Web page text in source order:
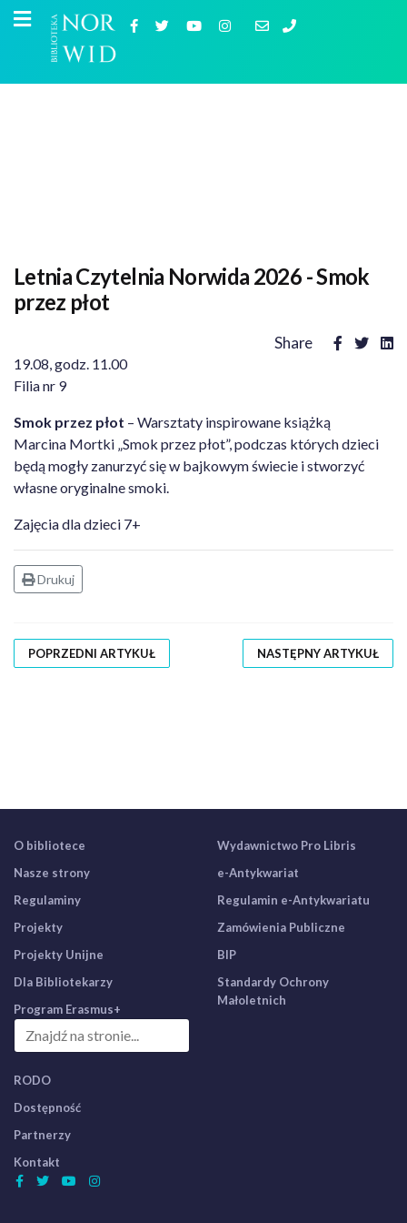
Letnia Czytelnia Norwida 2026 - Smok
przez płot
Share
19.08, godz. 11.00
Filia nr 9
Smok przez płot – Warsztaty inspirowane książką
Marcina Mortki „Smok przez płot”, podczas których dzieci
będą mogły zanurzyć się w bajkowym świecie i stworzyć
własne oryginalne smoki.
Zajęcia dla dzieci 7+
Drukuj
POPRZEDNI ARTYKUŁ NASTĘPNY ARTYKUŁ
O bibliotece
Nasze strony
Regulaminy
Projekty
Projekty Unijne
Dla Bibliotekarzy
Program Erasmus+
Wydawnictwo Pro Libris
e-Antykwariat
Regulamin e-Antykwariatu
Zamówienia Publiczne
BIP
Standardy Ochrony
Małoletnich
RODO
Dostępność
Partnerzy
Kontakt